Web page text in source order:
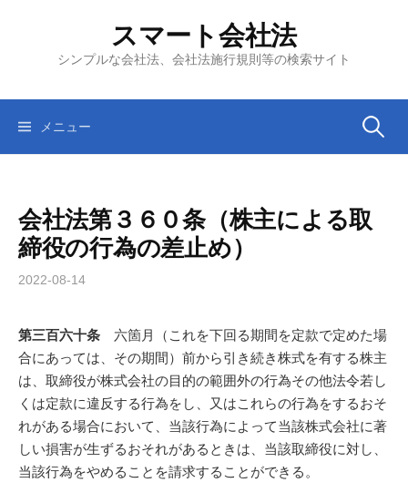
ツ
スマート会社法
シンプルな会社法、会社法施行規則等の検索サイト
メニュー 検
会社法第３６０条（株主による取
締役の行為の差止め）
2022-08-14
第三百六十条 六箇月（これを下回る期間を定款で定めた場
合にあっては、その期間）前から引き続き株式を有する株主
は、取締役が株式会社の目的の範囲外の行為その他法令若し
くは定款に違反する行為をし、又はこれらの行為をするおそ
れがある場合において、当該行為によって当該株式会社に著
しい損害が生ずるおそれがあるときは、当該取締役に対し、
当該行為をやめることを請求することができる。